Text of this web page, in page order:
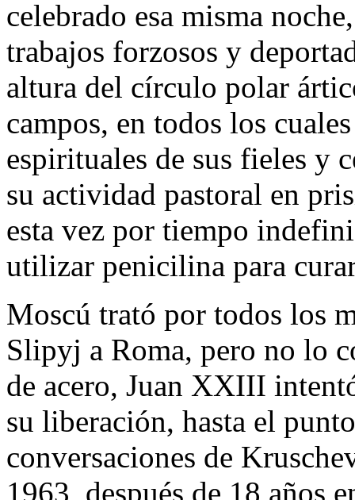
celebrado esa misma
trabajos forzosos y
altura del círculo polar
campos, en todos los
espirituales de sus fieles y
su actividad pastoral en
esta vez por tiempo
utilizar penicilina para
Moscú trató por todos los
Slipyj a Roma, pero no lo
de acero, Juan XXIII
su liberación, hasta el
conversaciones de
1963, después de 18 años